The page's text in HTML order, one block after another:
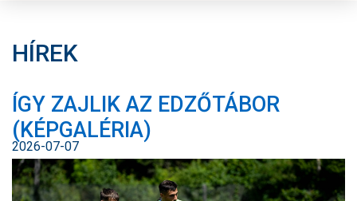
JEGYÉRTÉKESÍTÉS
WEBSHOP
STADION
EGYESÜLET
NYITÓLAP
HÍREK
ÍGY ZAJLIK AZ EDZŐTÁBOR
(KÉPGALÉRIA)
2026-07-07